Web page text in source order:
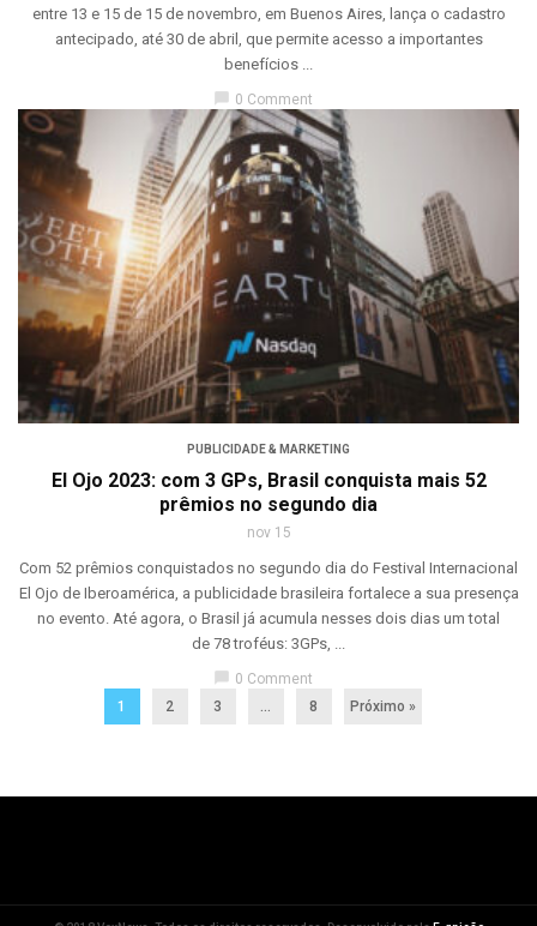
entre 13 e 15 de 15 de novembro, em Buenos Aires, lança o cadastro
antecipado, até 30 de abril, que permite acesso a importantes
benefícios ...
chat_bubble 0 Comment
PUBLICIDADE & MARKETING
El Ojo 2023: com 3 GPs, Brasil conquista mais 52
prêmios no segundo dia
nov 15
Com 52 prêmios conquistados no segundo dia do Festival Internacional
El Ojo de Iberoamérica, a publicidade brasileira fortalece a sua presença
no evento. Até agora, o Brasil já acumula nesses dois dias um total
de 78 troféus: 3GPs, ...
0 Comment
1
2 3 8 Próximo »